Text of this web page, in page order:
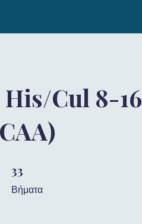
His/Cul 8-
33
Βήματα